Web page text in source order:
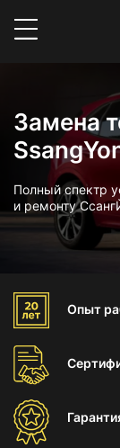
Замена
Полный спектр
и ремонту
Опыт